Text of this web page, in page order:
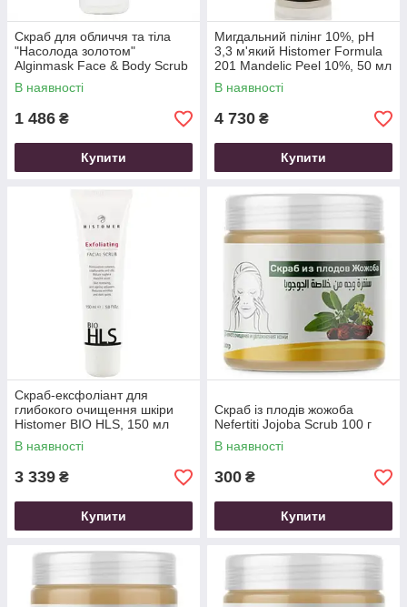
Скраб для обличчя та тіла
"Насолода золотом"
Alginmask Face & Body Scrub
With Champage, 150 мл
В наявності
1 486 ₴
Купити
Мигдальний пілінг 10%, рН
3,3 м'який Histomer Formula
201 Mandelic Peel 10%, 50 мл
В наявності
4 730 ₴
Купити
Скраб-ексфоліант для
глибокого очищення шкіри
Histomer BIO HLS, 150 мл
В наявності
3 339 ₴
Купити
Скраб із плодів жожоба
Nefertiti Jojoba Scrub 100 г
В наявності
300 ₴
Купити